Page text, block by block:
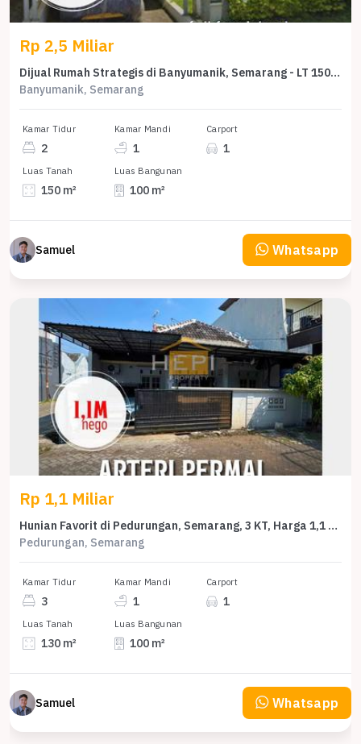
Rp 2,5 Miliar
Dijual Rumah Strategis di Banyumanik, Semarang - LT 150m²
Banyumanik, Semarang
Kamar Tidur
2
Kamar Mandi
1
Carport
1
Luas Tanah
150 m²
Luas Bangunan
100 m²
Samuel Whatsapp
Rp 1,1 Miliar
Hunian Favorit di Pedurungan, Semarang, 3 KT, Harga 1,1 Miliar
Pedurungan, Semarang
Kamar Tidur
3
Kamar Mandi
1
Carport
1
Luas Tanah
130 m²
Luas Bangunan
100 m²
Samuel Whatsapp